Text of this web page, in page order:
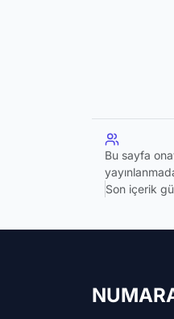
Bu sayfa
Son içerik